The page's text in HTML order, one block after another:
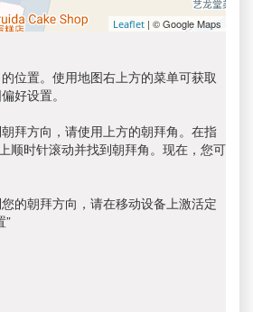
Leaflet | © Google Maps
位置。使用地图右上方的菜单可获取
好设置。
拜方向，请使用上方的朝拜角。在指
顺时针滚动并找到朝拜角。现在，您可
的朝拜方向，请在移动设备上激活定
”